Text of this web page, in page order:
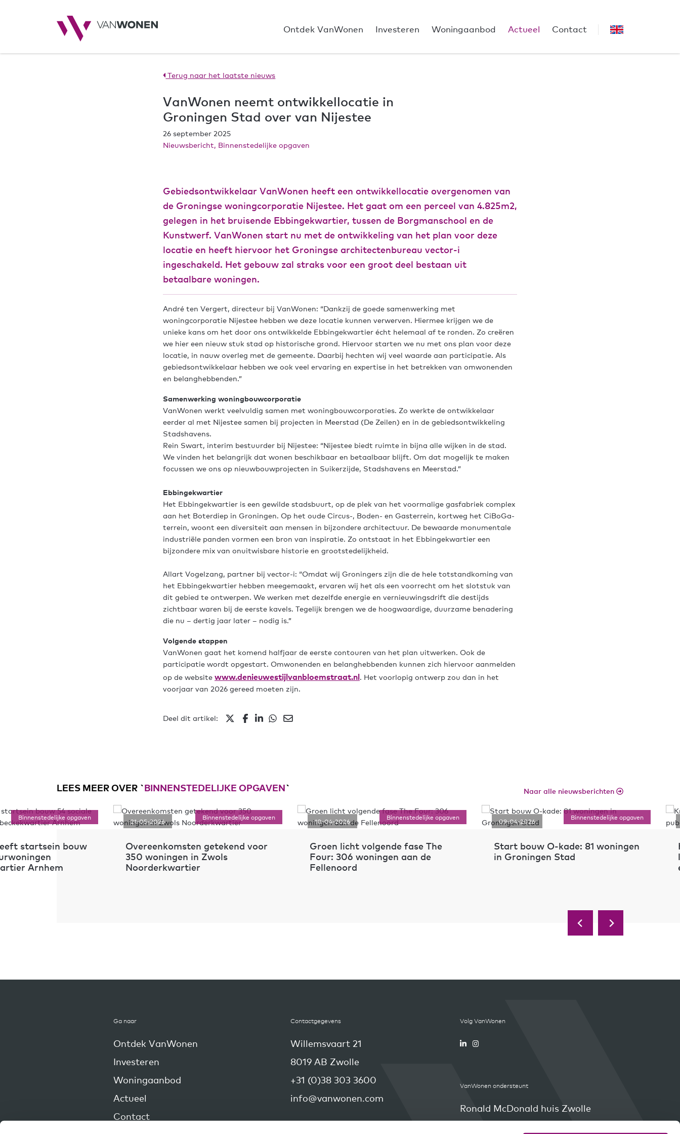
Ontdek VanWonen Investeren Woningaanbod Actueel Contact
Terug naar het laatste nieuws
VanWonen neemt ontwikkellocatie in
Groningen Stad over van Nijestee
26 september 2025
Nieuwsbericht, Binnenstedelijke opgaven
Gebiedsontwikkelaar VanWonen heeft een ontwikkellocatie overgenomen van
de Groningse woningcorporatie Nijestee. Het gaat om een perceel van 4.825m2,
gelegen in het bruisende Ebbingekwartier, tussen de Borgmanschool en de
Kunstwerf. VanWonen start nu met de ontwikkeling van het plan voor deze
locatie en heeft hiervoor het Groningse architectenbureau vector-i
ingeschakeld. Het gebouw zal straks voor een groot deel bestaan uit
betaalbare woningen.
André ten Vergert, directeur bij VanWonen: “Dankzij de goede samenwerking met
woningcorporatie Nijestee hebben we deze locatie kunnen verwerven. Hiermee krijgen we de
unieke kans om het door ons ontwikkelde Ebbingekwartier écht helemaal af te ronden. Zo creëren
we hier een nieuw stuk stad op historische grond. Hiervoor starten we nu met ons plan voor deze
locatie, in nauw overleg met de gemeente. Daarbij hechten wij veel waarde aan participatie. Als
gebiedsontwikkelaar hebben we ook veel ervaring en expertise in het betrekken van omwonenden
en belanghebbenden.”
Samenwerking woningbouwcorporatie
VanWonen werkt veelvuldig samen met woningbouwcorporaties. Zo werkte de ontwikkelaar
eerder al met Nijestee samen bij projecten in Meerstad (De Zeilen) en in de gebiedsontwikkeling
Stadshavens.
Rein Swart, interim bestuurder bij Nijestee: “Nijestee biedt ruimte in bijna alle wijken in de stad.
We vinden het belangrijk dat wonen beschikbaar en betaalbaar blijft. Om dat mogelijk te maken
focussen we ons op nieuwbouwprojecten in Suikerzijde, Stadshavens en Meerstad.”
Ebbingekwartier
Het Ebbingekwartier is een gewilde stadsbuurt, op de plek van het voormalige gasfabriek complex
aan het Boterdiep in Groningen. Op het oude Circus-, Boden- en Gasterrein, kortweg het CiBoGa-
terrein, woont een diversiteit aan mensen in bijzondere architectuur. De bewaarde monumentale
industriële panden vormen een bron van inspiratie. Zo ontstaat in het Ebbingekwartier een
bijzondere mix van onuitwisbare historie en grootstedelijkheid.
Allart Vogelzang, partner bij vector-i: “Omdat wij Groningers zijn die de hele totstandkoming van
het Ebbingekwartier hebben meegemaakt, ervaren wij het als een voorrecht om het slotstuk van
dit gebied te ontwerpen. We werken met dezelfde energie en vernieuwingsdrift die destijds
zichtbaar waren bij de eerste kavels. Tegelijk brengen we de hoogwaardige, duurzame benadering
die nu – dertig jaar later – nodig is.”
Volgende stappen
VanWonen gaat het komend halfjaar de eerste contouren van het plan uitwerken. Ook de
participatie wordt opgestart. Omwonenden en belanghebbenden kunnen zich hiervoor aanmelden
op de website www.denieuwestijlvanbloemstraat.nl. Het voorlopig ontwerp zou dan in het
voorjaar van 2026 gereed moeten zijn.
Deel dit artikel:
LEES MEER OVER `BINNENSTEDELIJKE OPGAVEN` Naar alle nieuwsberichten
Binnenstedelijke opgaven
startsein bouw
Arnhem
Binnenstedelijke opgaven
21-05-2026
Overeenkomsten getekend voor
350 woningen in Zwols
Noorderkwartier
Binnenstedelijke opgaven
10-04-2026
Groen licht volgende fase The
Four: 306 woningen aan de
Fellenoord
Binnenstedelijke opgaven
09-04-2026
Start bouw O-kade: 81 woningen
in Groningen Stad
Ga naar
Ontdek VanWonen
Investeren
Woningaanbod
Actueel
Contact
Contactgegevens
Willemsvaart 21
8019 AB Zwolle
+31 (0)38 303 3600
info@vanwonen.com
Volg VanWonen
VanWonen ondersteunt
Ronald McDonald huis Zwolle